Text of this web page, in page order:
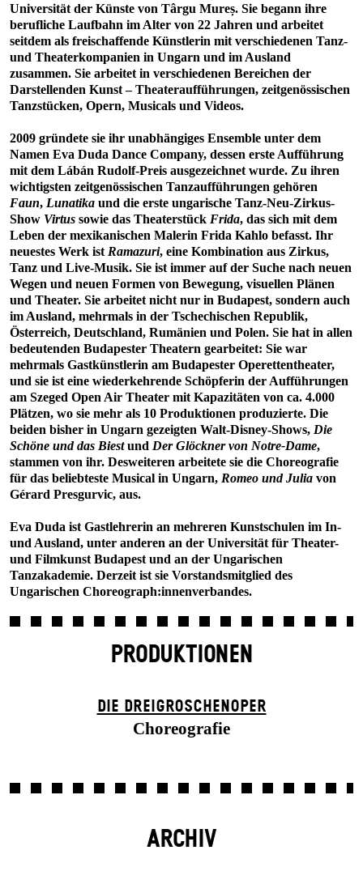
Universität der Künste von Târgu Mureș. Sie begann ihre
berufliche Laufbahn im Alter von 22 Jahren und arbeitet
seitdem als freischaffende Künstlerin mit verschiedenen Tanz-
und Theaterkompanien in Ungarn und im Ausland
zusammen. Sie arbeitet in verschiedenen Bereichen der
Darstellenden Kunst – Theateraufführungen, zeitgenössischen
Tanzstücken, Opern, Musicals und Videos.
2009 gründete sie ihr unabhängiges Ensemble unter dem
Namen Eva Duda Dance Company, dessen erste Aufführung
mit dem Lábán Rudolf-Preis ausgezeichnet wurde. Zu ihren
wichtigsten zeitgenössischen Tanzaufführungen gehören
Faun, Lunatika und die erste ungarische Tanz-Neu-Zirkus-
Show Virtus sowie das Theaterstück Frida, das sich mit dem
Leben der mexikanischen Malerin Frida Kahlo befasst. Ihr
neuestes Werk ist Ramazuri, eine Kombination aus Zirkus,
Tanz und Live-Musik. Sie ist immer auf der Suche nach neuen
Wegen und neuen Formen von Bewegung, visuellen Plänen
und Theater. Sie arbeitet nicht nur in Budapest, sondern auch
im Ausland, mehrmals in der Tschechischen Republik,
Österreich, Deutschland, Rumänien und Polen. Sie hat in allen
bedeutenden Budapester Theatern gearbeitet: Sie war
mehrmals Gastkünstlerin am Budapester Operettentheater,
und sie ist eine wiederkehrende Schöpferin der Aufführungen
am Szeged Open Air Theater mit Kapazitäten von ca. 4.000
Plätzen, wo sie mehr als 10 Produktionen produzierte. Die
beiden bisher in Ungarn gezeigten Walt-Disney-Shows, Die
Schöne und das Biestund Der Glöckner von Notre-Dame,
stammen von ihr. Desweiteren arbeitete sie die Choreografie
für das beliebteste Musical in Ungarn, Romeo und Julia von
Gérard Presgurvic, aus.
Eva Duda ist Gastlehrerin an mehreren Kunstschulen im In-
und Ausland, unter anderen an der Universität für Theater-
und Filmkunst Budapest und an der Ungarischen
Tanzakademie. Derzeit ist sie Vorstandsmitglied des
Ungarischen Choreograph:innenverbandes.
PRODUKTIONEN
DIE DREI­GROSCHEN­OPER
Choreografie
ARCHIV